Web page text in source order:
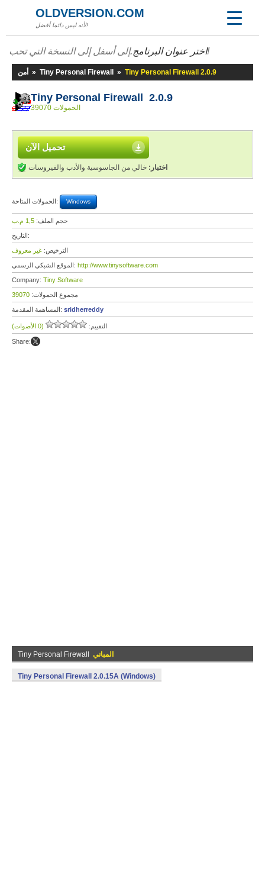
OLDVERSION.COM
لأنه ليس دائما أفضل!
اختر عنوان البرنامج.إلى أسفل إلى النسخة التي تحب!
أمن » Tiny Personal Firewall » Tiny Personal Firewall 2.0.9
Tiny Personal Firewall 2.0.9
39070 الحمولات
تحميل الآن
اختبار: خالي من الجاسوسية والأدب والفيروسات
الحمولات المتاحة: Windows
حجم الملف: 1,5 م.ب
التاريخ:
الترخيص: غير معروف
الموقع الشبكي الرسمي: http://www.tinysoftware.com
Company: Tiny Software
مجموع الحمولات: 39070
المساهمة المقدمة: sridherreddy
التقييم: (0 الأصوات)
Share:
Tiny Personal Firewall المباني
Tiny Personal Firewall 2.0.15A (Windows)